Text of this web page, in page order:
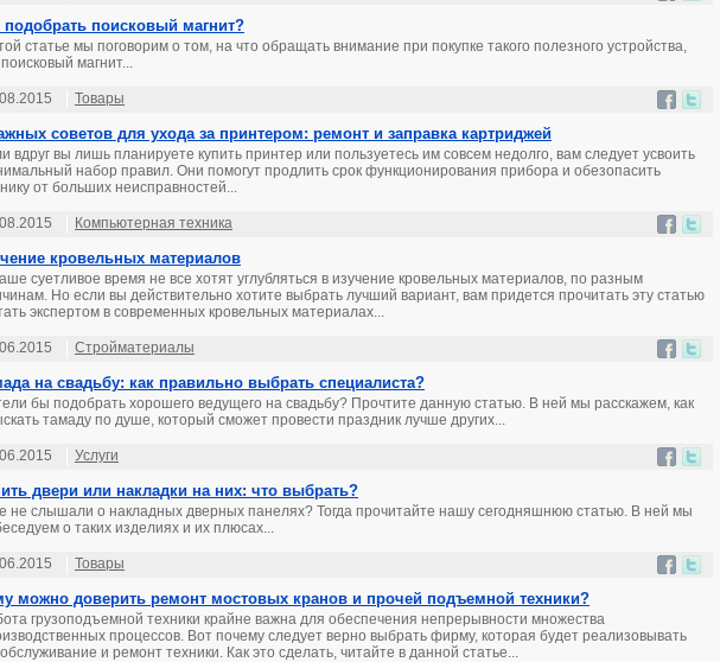
подобрать поисковый магнит?
статье мы поговорим о том, на что обращать внимание при покупке такого полезного устройства,
поисковый магнит...
Товары
советов для ухода за принтером: ремонт и заправка картриджей
вдруг вы лишь планируете купить принтер или пользуетесь им совсем недолго, вам следует усвоить
набор правил. Они помогут продлить срок функционирования прибора и обезопасить
от больших неисправностей...
Компьютерная техника
кровельных материалов
суетливое время не все хотят углубляться в изучение кровельных материалов, по разным
Но если вы действительно хотите выбрать лучший вариант, вам придется прочитать эту статью
экспертом в современных кровельных материалах...
Стройматериалы
на свадьбу: как правильно выбрать специалиста?
бы подобрать хорошего ведущего на свадьбу? Прочтите данную статью. В ней мы расскажем, как
тамаду по душе, который сможет провести праздник лучше других...
Услуги
двери или накладки на них: что выбрать?
не слышали о накладных дверных панелях? Тогда прочитайте нашу сегодняшнюю статью. В ней мы
о таких изделиях и их плюсах...
Товары
можно доверить ремонт мостовых кранов и прочей подъемной техники?
грузоподъемной техники крайне важна для обеспечения непрерывности множества
процессов. Вот почему следует верно выбрать фирму, которая будет реализовывать
и ремонт техники. Как это сделать, читайте в данной статье...